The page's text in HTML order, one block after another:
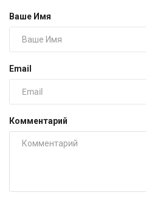
Ваше Имя
Email
Комментарий